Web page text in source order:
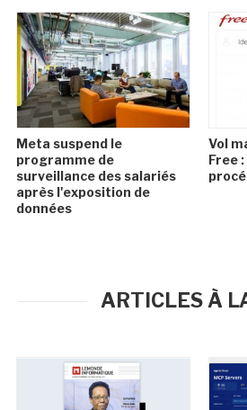
Meta suspend le
programme de
surveillance des salariés
après l'exposition de
données
Vol
Free
ARTICLES À